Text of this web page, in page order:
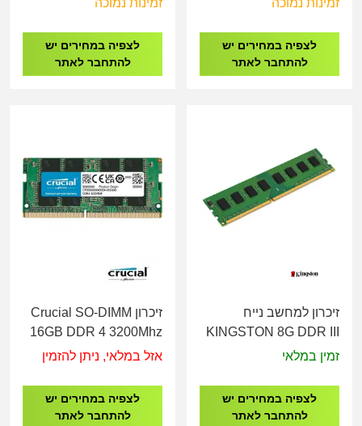
לצפיה במחירים יש
להתחבר לאתר
לצפיה במחירים יש
להתחבר לאתר
זיכרון למחשב נייח
KINGSTON 8G DDR III
1600MHz LONG DIM
זמין במלאי
לצפיה במחירים יש
להתחבר לאתר
זיכרון Crucial SO-DIMM
16GB DDR 4 3200Mhz
אזל במלאי, ניתן להזמין
לצפיה במחירים יש
להתחבר לאתר